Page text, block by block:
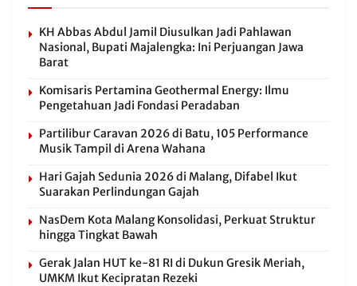
KH Abbas Abdul Jamil Diusulkan Jadi Pahlawan
Nasional, Bupati Majalengka: Ini Perjuangan Jawa
Barat
Komisaris Pertamina Geothermal Energy: Ilmu
Pengetahuan Jadi Fondasi Peradaban
Partilibur Caravan 2026 di Batu, 105 Performance
Musik Tampil di Arena Wahana
Hari Gajah Sedunia 2026 di Malang, Difabel Ikut
Suarakan Perlindungan Gajah
NasDem Kota Malang Konsolidasi, Perkuat Struktur
hingga Tingkat Bawah
Gerak Jalan HUT ke-81 RI di Dukun Gresik Meriah,
UMKM Ikut Kecipratan Rezeki